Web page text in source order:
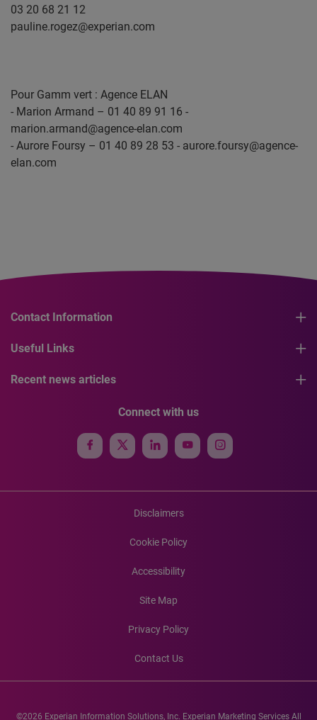
03 20 68 21 12
pauline.rogez@experian.com
Pour Gamm vert : Agence ELAN
- Marion Armand – 01 40 89 91 16 -
marion.armand@agence-elan.com
- Aurore Foursy – 01 40 89 28 53 - aurore.foursy@agence-
elan.com
Contact Information
Useful Links
Recent news articles
Connect with us
Disclaimers
Cookie Policy
Accessibility
Site Map
Privacy Policy
Contact Us
©2026 Experian Information Solutions, Inc. Experian Marketing Services All